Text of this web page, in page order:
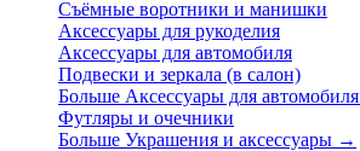
Съёмные воротники и манишки
Аксессуары для рукоделия
Аксессуары для автомобиля
Подвески и зеркала (в салон)
Больше Аксессуары для автомобиля
Футляры и очечники
Больше Украшения и аксессуары →